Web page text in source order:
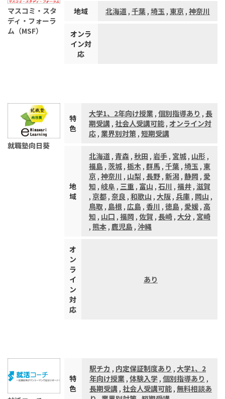
マスコミ・スタ
ディ・フォーラ
ム（MSF）
地域 北海道, 千葉, 埼玉 , 東京 , 神奈川
オンラ
イン対
応
就職塾向日葵
特
色
大学1、2年向け授業, 個別指導あり , 長
期受講, 社会人受講可能, オンライン対
応, 業界別対策, 短期受講
地
域
北海道, 青森, 秋田 , 岩手, 宮城, 山形 ,
福島, 茨城, 栃木, 群馬, 千葉, 埼玉 , 東
京 , 神奈川 , 山梨, 長野, 新潟, 静岡 , 愛
知 , 岐阜, 三重, 富山 , 石川 , 福井, 滋賀
, 京都, 奈良 , 和歌山 , 大阪, 兵庫, 岡山 ,
鳥取 , 島根, 広島, 香川 , 徳島, 愛媛, 高
知 , 山口 , 福岡 , 佐賀 , 長崎, 大分, 宮崎
, 熊本, 鹿児島, 沖縄
オ
ン
ラ
イ
ン
対
応
あり
特
色
駅チカ , 内定保証制度あり , 大学1、2
年向け授業, 体験入学, 個別指導あり ,
長期受講, 社会人受講可能, 無料相談あ